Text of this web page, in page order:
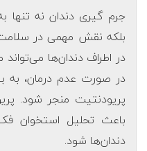
جرم گیری دندان نه تنها
بلکه نقش مهمی در
در اطراف دندان‌ها
در صورت عدم درمان، به
پریودنتیت منجر شود.
باعث تحلیل استخوان
دندان‌ها شود.